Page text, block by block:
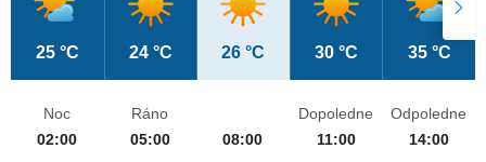
25 °C 24 °C 26 °C 30 °C 35 °C
Noc
02:00
Ráno
05:00
08:00
Dopoledne
11:00
Odpoledne
14:00